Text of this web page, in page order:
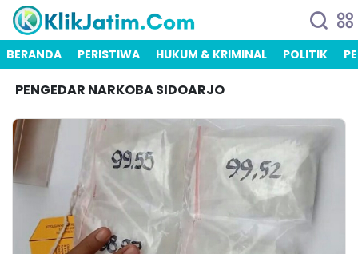
BERANDA PERISTIWA HUKUM & KRIMINAL POLITIK
PENGEDAR NARKOBA SIDOARJO